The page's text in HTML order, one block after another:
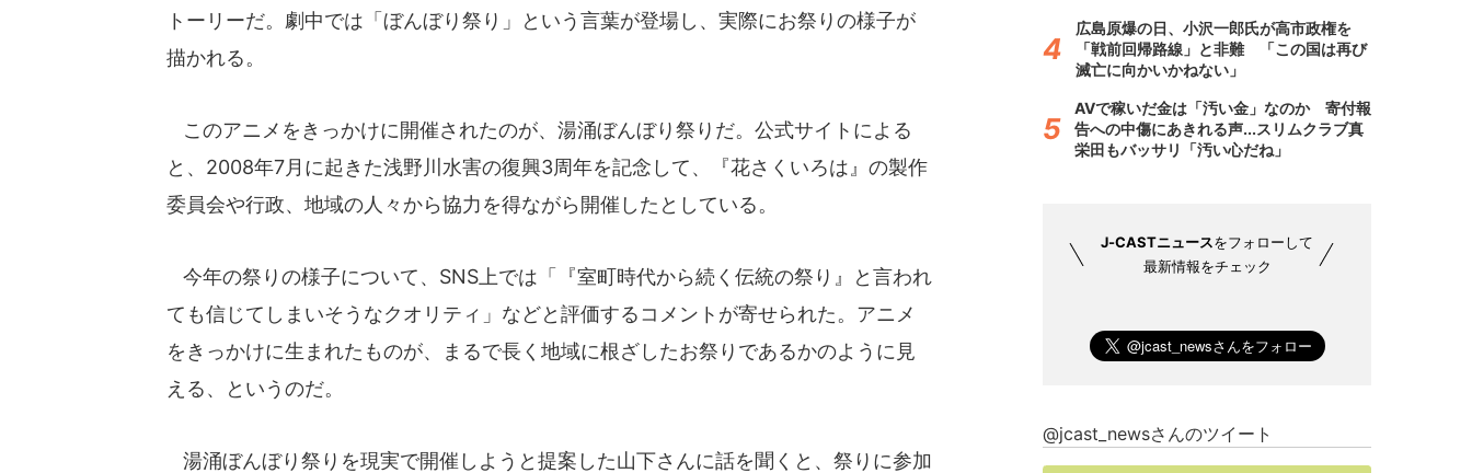
トーリーだ。劇中では「ぼんぼり祭り」という言葉が登場し、実際にお祭りの様子が
描かれる。
このアニメをきっかけに開催されたのが、湯涌ぼんぼり祭りだ。公式サイトによる
と、2008年7月に起きた浅野川水害の復興3周年を記念して、『花さくいろは』の製作
委員会や行政、地域の人々から協力を得ながら開催したとしている。
今年の祭りの様子について、SNS上では「『室町時代から続く伝統の祭り』と言われ
ても信じてしまいそうなクオリティ」などと評価するコメントが寄せられた。アニメ
をきっかけに生まれたものが、まるで長く地域に根ざしたお祭りであるかのように見
える、というのだ。
湯涌ぼんぼり祭りを現実で開催しようと提案した山下さんに話を聞くと、祭りに参加
広島原爆の日、小沢一郎氏が高市政権を
「戦前回帰路線」と非難 「この国は再び
滅亡に向かいかねない」
AVで稼いだ金は「汚い金」なのか 寄付報
告への中傷にあきれる声...スリムクラブ真
栄田もバッサリ「汚い心だね」
J-CASTニュースをフォローして
最新情報をチェック
@jcast_newsさんのツイート